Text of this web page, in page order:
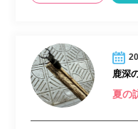
鹿深
夏の